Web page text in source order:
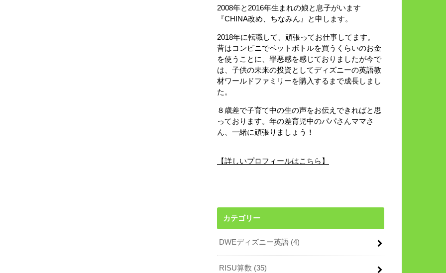
2008年と2016年生まれの娘と息子がいます
『CHINA改め、ちなみん』と申します。
2018年に転職して、頑張ってお仕事してます。
昔はコンビニでペットボトルを買うくらいのお金
を使うことに、罪悪感を感じておりましたが今で
は、子供の未来の投資としてディズニーの英語教
材ワールドファミリーを購入するまで成長しまし
た。
８歳差で子育て中の生の声をお伝えできればと思
っております。年の差育児中のパパさんママさ
ん、一緒に頑張りましょう！
【詳しいプロフィールはこちら】
カテゴリー
DWEディズニー英語 (4)
RISU算数 (35)